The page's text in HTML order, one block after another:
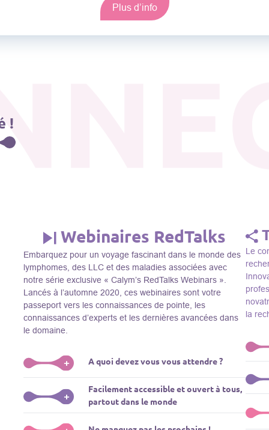
Plus d’info
!
Webinaires RedTalks
Embarquez pour un voyage fascinant dans le monde des
lymphomes, des LLC et des maladies associées avec
notre série exclusive « Calym’s RedTalks Webinars ».
Lancés à l’automne 2020, ces webinaires sont votre
passeport vers les connaissances de pointe, les
connaissances d’experts et les dernières avancées dans
le domaine.
+ A quoi devez vous vous attendre ?
Plongez-vous dans un monde de l’éducation que nous
apportons des experts de renom comme L. Pasqualucci,
+
Facilement accessible et ouvert à tous,
partout dans le monde
Le
la
Le
dans
Le